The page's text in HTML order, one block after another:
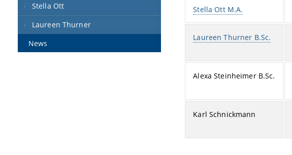
Stella Ott
Laureen Thurner
News
Stella Ott M.A.
Laureen Thurner B.Sc.
Alexa Steinheimer B.Sc.
Karl Schnickmann